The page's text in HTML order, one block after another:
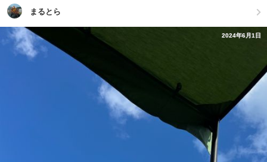
まるとら
2024年6月1日